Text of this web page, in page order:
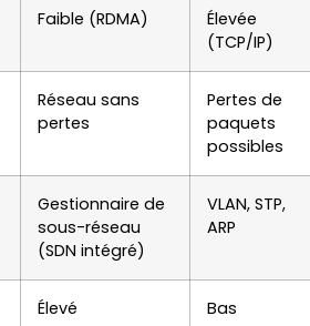
Faible (RDMA)
Élevée
(TCP/IP)
Réseau sans
pertes
Pertes de
paquets
possibles
Gestionnaire de
sous-réseau
(SDN intégré)
VLAN, STP,
ARP
Élevé Bas